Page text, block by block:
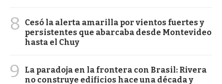
8
Cesó la alerta amarilla por vientos fuertes y
persistentes que abarcaba desde Montevideo
hasta el Chuy
9
La paradoja en la frontera con Brasil: Rivera
no construye edificios hace una década y